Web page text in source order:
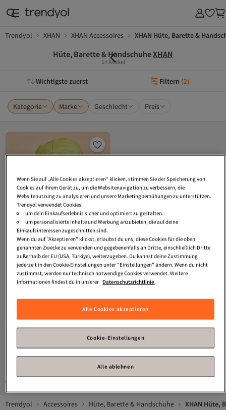
Trendyol XHAN XHAN Accessoires XHAN Hüte, Barette &
Hüte, Barette & HandschuheXHAN
1+ Artikel
Wichtigste zuerst Filtern (2)
Kategorie Marke Geschlecht Preis
Trendyol Accessoires Hüte, Barette & Handschuhe XHAN Hüte,
Wenn Sie auf „Alle Cookies akzeptieren“ klicken, stimmen Sie der Speicherung von
Cookies auf Ihrem Gerät zu, um die Websitenavigation zu verbessern, die
Websitenutzung zu analysieren und unsere Marketingbemühungen zu unterstützen.
Trendyol verwendet Cookies:
um dein Einkaufserlebnis sicher und optimiert zu gestalten.
um personalisierte Inhalte und Werbung anzubieten, die auf deine
Einkaufsinteressen zugeschnitten sind.
Wenn du auf "Akzeptieren" klickst, erlaubst du uns, diese Cookies für die oben
genannten Zwecke zu verwenden und gegebenenfalls an Dritte, einschließlich Dritte
außerhalb der EU (USA, Türkiye), weiterzugeben. Du kannst deine Zustimmung
jederzeit in den Cookie-Einstellungen unter "Einstellungen" ändern. Wenn du nicht
zustimmst, werden nur technisch notwendige Cookies verwendet. Weitere
Informationen findest du in unserer Datenschutzrichtlinie.
Alle Cookies akzeptieren
Cookie-Einstellungen
Alle ablehnen